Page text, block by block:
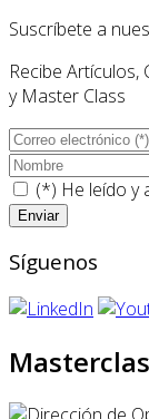
Suscríbete a
Recibe Artículos,
y Master Class
(*) He leído y
Síguenos